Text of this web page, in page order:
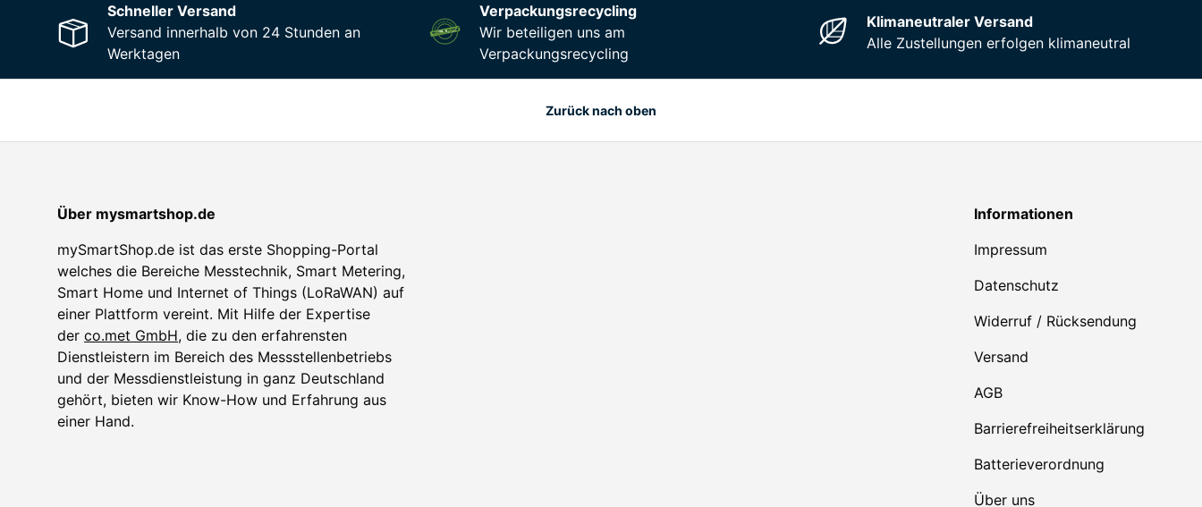
Schneller Versand
Versand innerhalb von 24 Stunden an
Werktagen
Verpackungsrecycling
Wir beteiligen uns am
Verpackungsrecycling
Klimaneutraler Versand
Alle Zustellungen erfolgen klimaneutral
Zurück nach oben
Über mysmartshop.de
mySmartShop.de ist das erste Shopping-Portal
welches die Bereiche Messtechnik, Smart Metering,
Smart Home und Internet of Things (LoRaWAN) auf
einer Plattform vereint. Mit Hilfe der Expertise
der co.met GmbH, die zu den erfahrensten
Dienstleistern im Bereich des Messstellenbetriebs
und der Messdienstleistung in ganz Deutschland
gehört, bieten wir Know-How und Erfahrung aus
einer Hand.
Informationen
Impressum
Datenschutz
Widerruf / Rücksendung
Versand
AGB
Barrierefreiheitserklärung
Batterieverordnung
Über uns